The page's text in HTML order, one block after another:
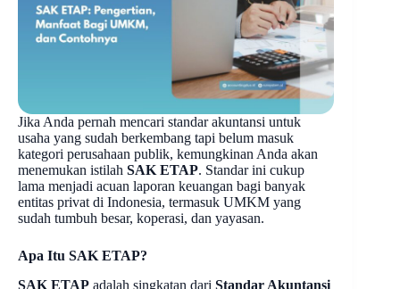
Jika Anda pernah mencari standar akuntansi untuk
usaha yang sudah berkembang tapi belum masuk
kategori perusahaan publik, kemungkinan Anda akan
menemukan istilah SAK ETAP. Standar ini cukup
lama menjadi acuan laporan keuangan bagi banyak
entitas privat di Indonesia, termasuk UMKM yang
sudah tumbuh besar, koperasi, dan yayasan.
Apa Itu SAK ETAP?
SAK ETAP adalah singkatan dari Standar Akuntansi